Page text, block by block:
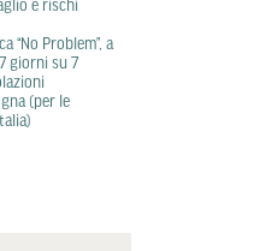
e rischi
“No Problem”, a
giorni su 7
(per le